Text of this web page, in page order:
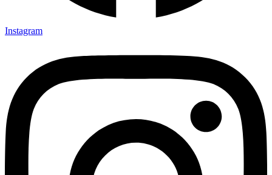
Instagram